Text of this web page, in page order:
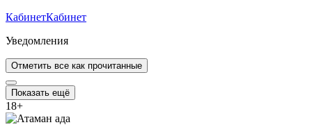
КабинетКабинет
Уведомления
Отметить все как прочитанные
Показать ещё
18+